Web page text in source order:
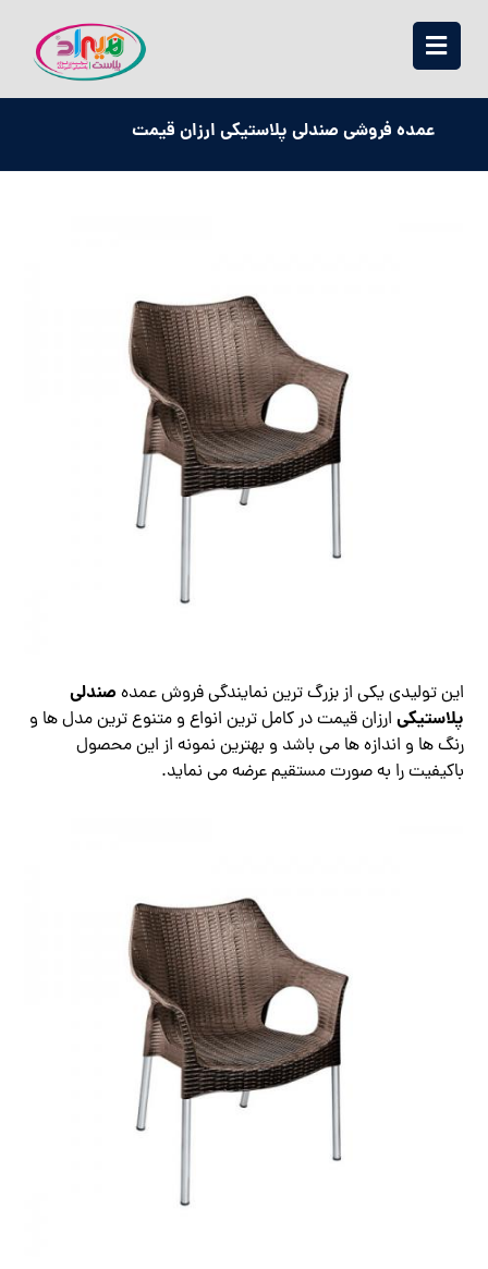
عمده فروشی صندلی پلاستیکی ارزان قیمت
این تولیدی یکی از بزرگ ترین نمایندگی فروش عمده صندلی
پلاستیکی ارزان قیمت در کامل ترین انواع و متنوع ترین مدل ها و
رنگ ها و اندازه ها می باشد و بهترین نمونه از این محصول
باکیفیت را به صورت مستقیم عرضه می نماید.